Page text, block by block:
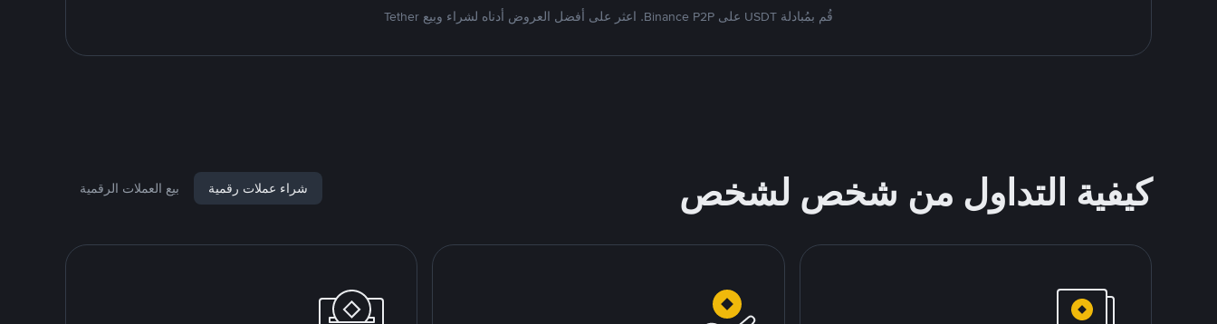
قُم بمُبادلة USDT على Binance P2P. اعثر على أفضل العروض أدناه لشراء وبيع Tether
كيفية التداول من شخص لشخص شراء عملات رقمية بيع العملات الرقمية